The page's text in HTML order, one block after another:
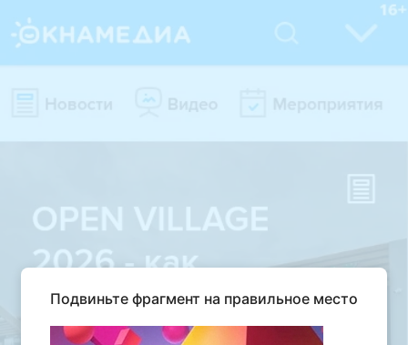
Подвиньте фрагмент на правильное место